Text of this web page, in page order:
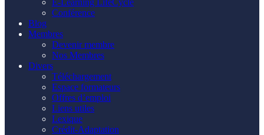
E-Learning LifeCycle
Conférence
Blog
Membres
Devenir membre
Nos Membres
Divers
Téléchargement
Espace formateurs
Offres d’emploi
Liens utiles
Lexique
Crédit-Adaptation